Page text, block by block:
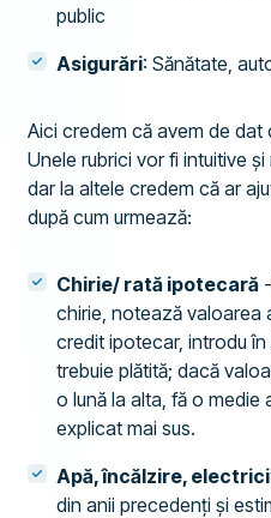
public
Asigurări: Sănătate,
Aici credem că avem de dat
Unele rubrici vor fi intuitive
dar la altele credem că ar
după cum urmează:
Chirie/ rată ipotecară
chirie, notează valoarea
credit ipotecar, introdu
trebuie plătită; dacă
o lună la alta, fă o medie
explicat mai sus.
Apă, încălzire,
din anii precedenți și